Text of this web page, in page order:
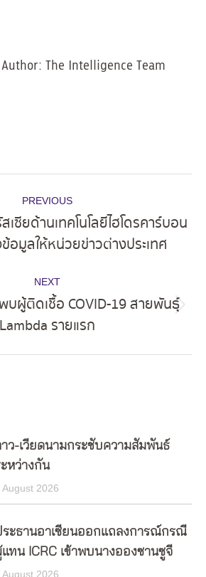
Author: The Intelligence Team
PREVIOUS
post:
ซียด้านเทคโนโลยีไฮโดรคาร์บอน
มูลให้หน่วยข่าวต่างประเทศ
NEXT
post:
ผู้ติดเชื้อ COVID-19 สายพันธุ์
Lambda รายแรก
าว-เวียดนามกระชับความสัมพันธ์
หว่างกัน
August 2026
ะธานอาเซียนออกแถลงการณ์กรณี
ทน ICRC เข้าพบนางอองซานซูจี
August 2026